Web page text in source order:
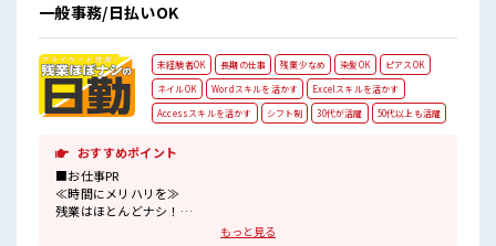
一般事務/日払いOK
未経験者OK 長期の仕事 残業少なめ 染髪OK
ピアスOK
ネイルOK
Wordスキルを活かす
Excelスキルを活かす
Accessスキルを活かす
シフト制 30代が活躍 50代以上も活躍
おすすめポイント
■お仕事PR
≪時間にメリハリを≫
残業はほとんどナシ！
場合によってはお願いすることもあります♪
もっと見る